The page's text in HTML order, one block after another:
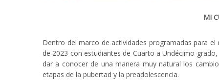
MI
Dentro del marco de actividades programadas para
de 2023 con estudiantes de Cuarto a Undécimo
dar a conocer de una manera muy natural los
etapas de la pubertad y la preadolescencia.